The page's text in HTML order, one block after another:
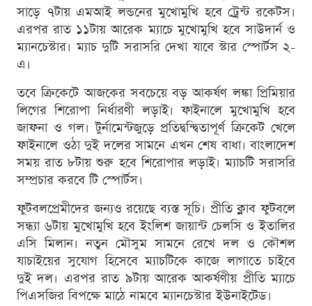
সাড়ে ৭টায় এমআই লন্ডনের মুখোমুখি হবে ট্রেন্ট রকেটস।
এরপর রাত ১১টায় আরেক ম্যাচে মুখোমুখি হবে সাউদার্ন ও
ম্যানচেস্টার। ম্যাচ দুটি সরাসরি দেখা যাবে স্টার স্পোর্টস ২-
এ।
তবে ক্রিকেটে আজকের সবচেয়ে বড় আকর্ষণ লঙ্কা প্রিমিয়ার
লিগের শিরোপা নির্ধারণী লড়াই। ফাইনালে মুখোমুখি হবে
জাফনা ও গল। টুর্নামেন্টজুড়ে প্রতিদ্বন্দ্বিতাপূর্ণ ক্রিকেট খেলে
ফাইনালে ওঠা দুই দলের সামনে এখন শেষ বাধা। বাংলাদেশ
সময় রাত ৮টায় শুরু হবে শিরোপার লড়াই। ম্যাচটি সরাসরি
সম্প্রচার করবে টি স্পোর্টস।
ফুটবলপ্রেমীদের জন্যও রয়েছে ব্যস্ত সূচি। প্রীতি ক্লাব ফুটবলে
সন্ধ্যা ৬টায় মুখোমুখি হবে ইংলিশ জায়ান্ট চেলসি ও ইতালির
এসি মিলান। নতুন মৌসুম সামনে রেখে দল ও কৌশল
যাচাইয়ের সুযোগ হিসেবে ম্যাচটিকে কাজে লাগাতে চাইবে
দুই দল। এরপর রাত ৯টায় আরেক আকর্ষণীয় প্রীতি ম্যাচে
পিএসজির বিপক্ষে মাঠে নামবে ম্যানচেস্টার ইউনাইটেড।